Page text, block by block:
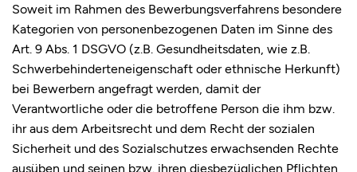
Soweit im Rahmen des Bewerbungsverfahrens besondere
Kategorien von personenbezogenen Daten im Sinne des
Art. 9 Abs. 1 DSGVO (z.B. Gesundheitsdaten, wie z.B.
Schwerbehinderteneigenschaft oder ethnische Herkunft)
bei Bewerbern angefragt werden, damit der
Verantwortliche oder die betroffene Person die ihm bzw.
ihr aus dem Arbeitsrecht und dem Recht der sozialen
Sicherheit und des Sozialschutzes erwachsenden Rechte
ausüben und seinen bzw. ihren diesbezüglichen Pflichten